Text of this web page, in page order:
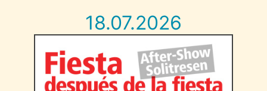
18.07.2026